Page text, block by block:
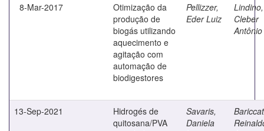
8-Mar-2017
Otimização da
produção de
biogás utilizando
aquecimento e
agitação com
automação de
biodigestores
Pellizzer,
Eder Luiz
Lindino,
Cleber
Antônio
13-Sep-2021
Hidrogés de
quitosana/PVA
Savaris,
Daniela